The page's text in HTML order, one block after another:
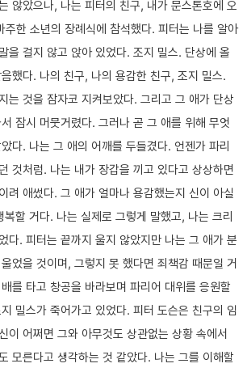
않았으나, 나는 피터의 친구, 내가 문스톤호에 오
주한 소년의 장례식에 참석했다. 피터는 나를 알아
을 걸지 않고 앉아 있었다. 조지 밀스. 단상에 올
했다. 나의 친구, 나의 용감한 친구, 조지 밀스.
는 것을 잠자코 지켜보았다. 그리고 그 애가 단상
잠시 머뭇거렸다. 그러나 곧 그 애를 위해 무엇
다. 나는 그 애의 어깨를 두들겼다. 언젠가 파리
것처럼. 나는 내가 장갑을 끼고 있다고 상상하면
려 애썼다. 그 애가 얼마나 용감했는지 신이 아실
할 거다. 나는 실제로 그렇게 말했고, 나는 크리
다. 피터는 끝까지 울지 않았지만 나는 그 애가 분
었을 것이며, 그렇지 못 했다면 죄책감 때문일 거
를 타고 창공을 바라보며 파리어 대위를 응원할
밀스가 죽어가고 있었다. 피터 도슨은 친구의 임
이 어쩌면 그와 아무것도 상관없는 상황 속에서
모른다고 생각하는 것 같았다. 나는 그를 이해할